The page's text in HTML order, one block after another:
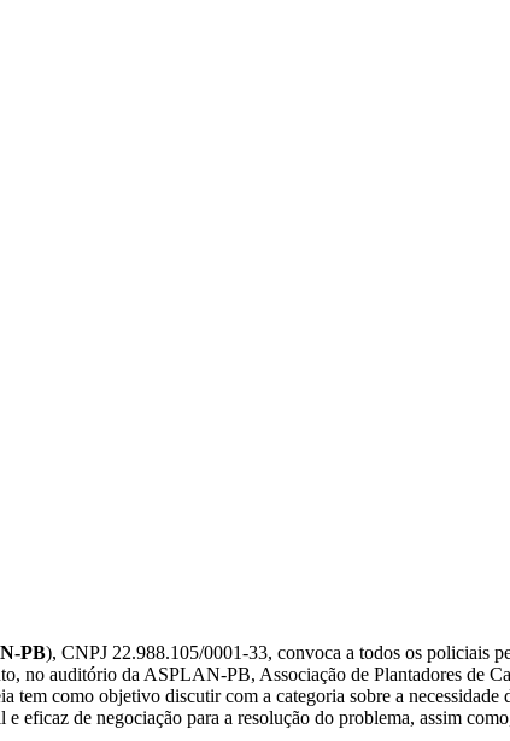
PB), CNPJ 22.988.105/0001-33, convoca a todos os policiais
no auditório da ASPLAN-PB, Associação de Plantadores de
como objetivo discutir com a categoria sobre a necessidade
de negociação para a resolução do problema, assim